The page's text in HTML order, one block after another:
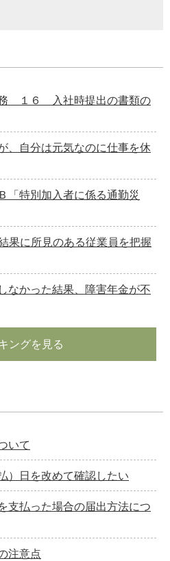
務 １６ 入社時提出の書類の
、自分は元気なのに仕事を休
「特別加入者に係る通勤災
に所見のある従業員を把握
なかった結果、障害年金が不
ングを見る
いて
）日を改めて確認したい
支払った場合の届出方法につ
注意点